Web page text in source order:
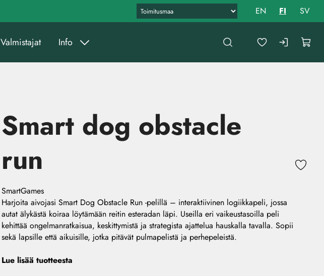
Valmistajat Info
EN FI SV
Smart dog obstacle
run
SmartGames
Harjoita aivojasi Smart Dog Obstacle Run -pelillä – interaktiivinen logiikkapeli, jossa
autat älykästä koiraa löytämään reitin esteradan läpi. Useilla eri vaikeustasoilla peli
kehittää ongelmanratkaisua, keskittymistä ja strategista ajattelua hauskalla tavalla. Sopii
sekä lapsille että aikuisille, jotka pitävät pulmapelistä ja perhepeleistä.
Lue lisää tuotteesta